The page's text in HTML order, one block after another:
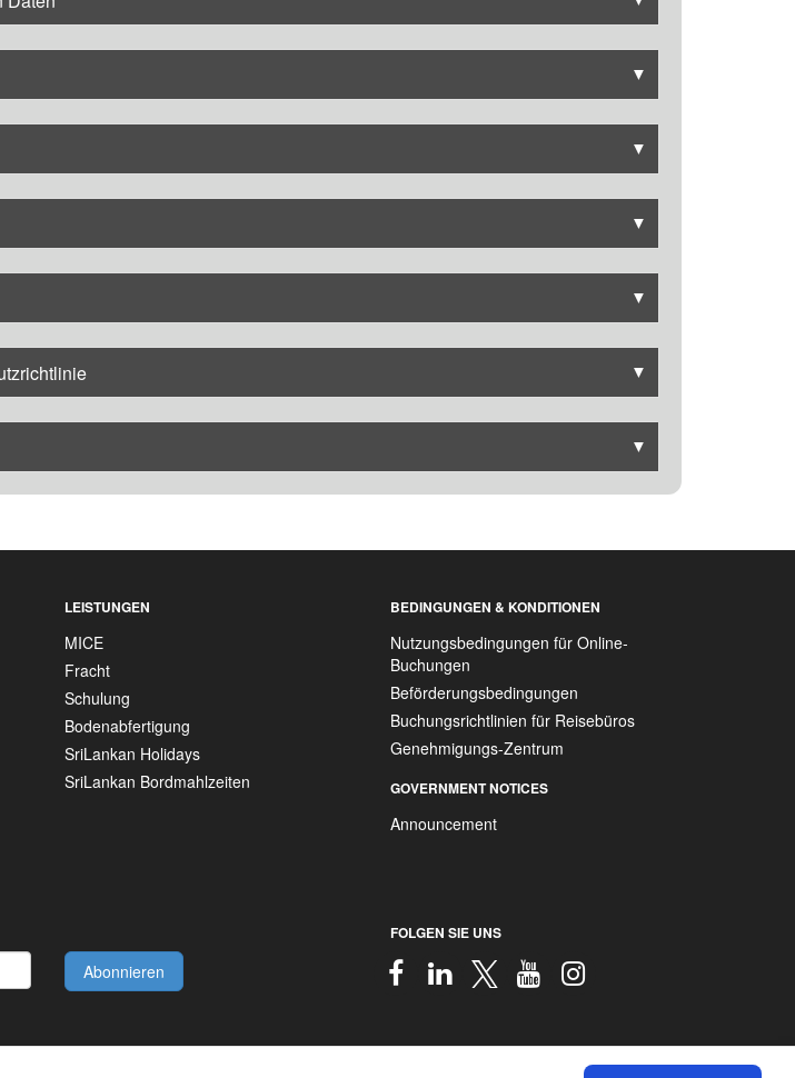
▼
▼
▼
▼
▼
▼
LEISTUNGEN
MICE
Fracht
Schulung
Bodenabfertigung
SriLankan Holidays
SriLankan Bordmahlzeiten
BEDINGUNGEN & KONDITIONEN
Nutzungsbedingungen für Online-
Buchungen
Beförderungsbedingungen
Buchungsrichtlinien für Reisebüros
Genehmigungs-Zentrum
GOVERNMENT NOTICES
Announcement
Abonnieren
FOLGEN SIE UNS